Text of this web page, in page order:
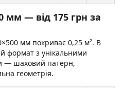
мм — від 175 грн за
мм покриває 0,25 м². В
формат з унікальними
— шаховий патерн,
геометрія.